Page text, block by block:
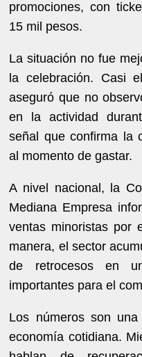
promociones, con
15 mil pesos.
La situación no fue
la celebración. Casi
aseguró que no
en la actividad
señal que confirma la
al momento de gastar.
A nivel nacional, la
Mediana Empresa
ventas minoristas por
manera, el sector
de retrocesos en
importantes para el
Los números son
economía cotidiana.